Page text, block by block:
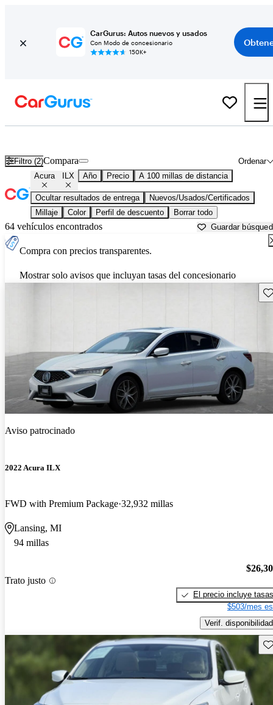
CarGurus: Autos nuevos y usados
Con Modo de concesionario
150K+
Filtro (2) Ordenar
Compara
Acura ILX Año Precio A 100 millas de distancia
Ocultar resultados de entrega
Nuevos/Usados/Certificados
Millaje
Color Perfil de descuento Borrar todo
64 vehículos encontrados Guardar
Compra con precios transparentes.
Mostrar solo avisos que incluyan tasas del concesionario
Aviso patrocinado
2022 Acura ILX
FWD with Premium Package 32,932 millas
Lansing, MI
94 millas
Trato justo
El precio incluye tasas
$503/mes
Verif. disponibilidad